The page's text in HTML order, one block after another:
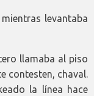
levantaba
llamaba al piso
contesten, chaval.
la línea hace